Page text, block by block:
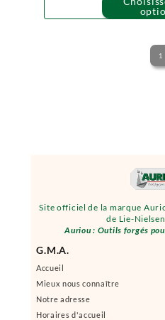
Site officiel de la marque
de Lie-
Auriou : Outils forgés
G.M.A.
Accueil
Mieux nous connaître
Notre adresse
Horaires d'accueil
1